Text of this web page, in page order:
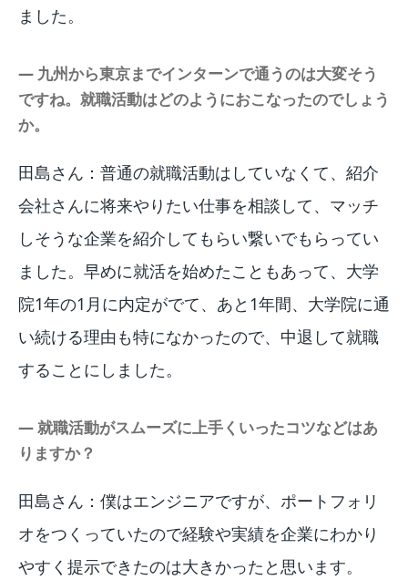
ました。
― 九州から東京までインターンで通うのは大変そう
ですね。就職活動はどのようにおこなったのでしょう
か。
田島さん：普通の就職活動はしていなくて、紹介
会社さんに将来やりたい仕事を相談して、マッチ
しそうな企業を紹介してもらい繋いでもらってい
ました。早めに就活を始めたこともあって、大学
院1年の1月に内定がでて、あと1年間、大学院に通
い続ける理由も特になかったので、中退して就職
することにしました。
― 就職活動がスムーズに上手くいったコツなどはあ
りますか？
田島さん：僕はエンジニアですが、ポートフォリ
オをつくっていたので経験や実績を企業にわかり
やすく提示できたのは大きかったと思います。